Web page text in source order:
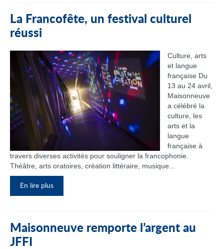
La Francofête, un festival culturel
réussi
Culture, arts
et langue
française Du
13 au 24 avril,
Maisonneuve
a célébré la
culture, les
arts et la
langue
française à
travers diverses activités pour souligner la francophonie.
Théâtre, arts oratoires, création littéraire, musique...
En lire plus
Maisonneuve remporte l’argent au
JFFI